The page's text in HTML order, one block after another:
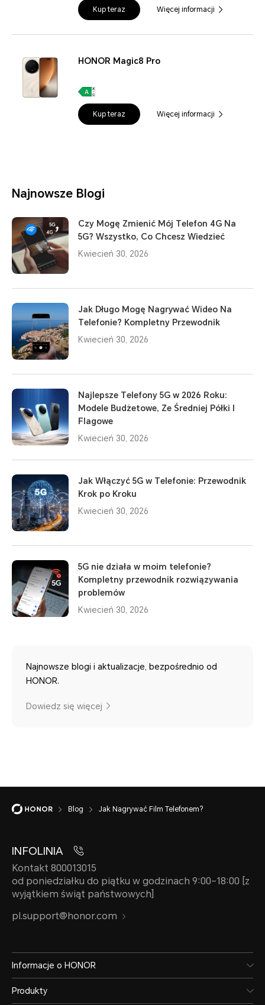
Kup teraz Więcej informacji
HONOR Magic8 Pro
Kup teraz Więcej informacji
Najnowsze Blogi
Czy Mogę Zmienić Mój Telefon 4G Na
5G? Wszystko, Co Chcesz Wiedzieć
Kwiecień 30, 2026
Jak Długo Mogę Nagrywać Wideo Na
Telefonie? Kompletny Przewodnik
Kwiecień 30, 2026
Najlepsze Telefony 5G w 2026 Roku:
Modele Budżetowe, Ze Średniej Półki I
Flagowe
Kwiecień 30, 2026
Jak Włączyć 5G w Telefonie: Przewodnik
Krok po Kroku
Kwiecień 30, 2026
5G nie działa w moim telefonie?
Kompletny przewodnik rozwiązywania
problemów
Kwiecień 30, 2026
Najnowsze blogi i aktualizacje, bezpośrednio od
HONOR.
Dowiedz się więcej
Blog Jak Nagrywać Film Telefonem?
INFOLINIA
Kontakt 800013015
od poniedziałku do piątku w godzinach 9:00–18:00 [z
wyjątkiem świąt państwowych]
pl.support@honor.com
Informacje o HONOR
Produkty